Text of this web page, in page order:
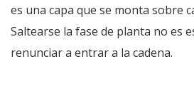
es una capa que se monta sobre
Saltearse la fase de planta no es
renunciar a entrar a la cadena.